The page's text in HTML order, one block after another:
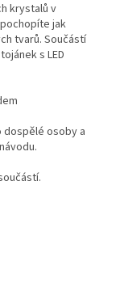
krystalů v
jak
tvarů. Součástí
s LED
osoby a